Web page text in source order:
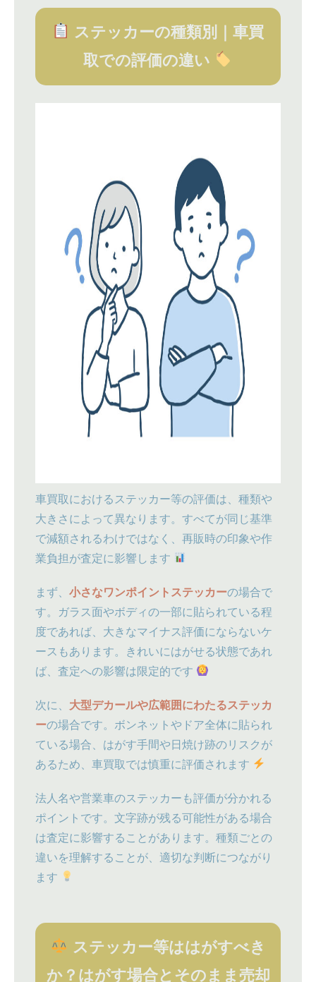
ステッカーの種類別｜車買
取での評価の違い
車買取におけるステッカー等の評価は、種類や
大きさによって異なります。すべてが同じ基準
で減額されるわけではなく、再販時の印象や作
業負担が査定に影響します
まず、 小さなワンポイントステッカーの場合で
す。ガラス面やボディの一部に貼られている程
度であれば、大きなマイナス評価にならないケ
ースもあります。きれいにはがせる状態であれ
ば、査定への影響は限定的です
次に、 大型デカールや広範囲にわたるステッカ
ーの場合です。ボンネットやドア全体に貼られ
ている場合、はがす手間や日焼け跡のリスクが
あるため、車買取では慎重に評価されます
法人名や営業車のステッカーも評価が分かれる
ポイントです。文字跡が残る可能性がある場合
は査定に影響することがあります。種類ごとの
違いを理解することが、適切な判断につながり
ます
ステッカー等ははがすべき
か？はがす場合とそのまま売却